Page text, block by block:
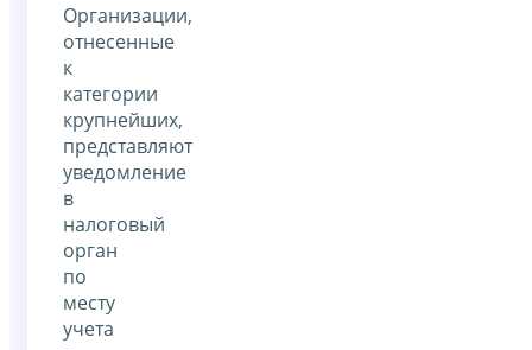
Организации,
отнесенные
к
категории
крупнейших,
представляют
уведомление
в
налоговый
орган
по
месту
учета